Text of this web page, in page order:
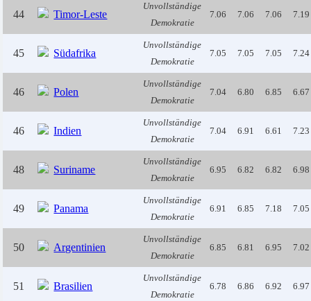
44 Timor-Leste
Unvollständige
Demokratie
7.06 7.06 7.06 7.19
45 Südafrika
Unvollständige
Demokratie
7.05 7.05 7.05 7.24
46 Polen
Unvollständige
Demokratie
7.04 6.80 6.85 6.67
46 Indien
Unvollständige
Demokratie
7.04 6.91 6.61 7.23
48 Suriname
Unvollständige
Demokratie
6.95 6.82 6.82 6.98
49 Panama
Unvollständige
Demokratie
6.91 6.85 7.18 7.05
50 Argentinien
Unvollständige
Demokratie
6.85 6.81 6.95 7.02
51 Brasilien
Unvollständige
Demokratie
6.78 6.86 6.92 6.97